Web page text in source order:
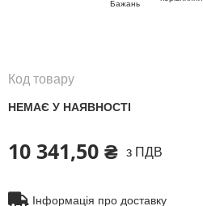
Бажань
10 341,50 ₴ з ПДВ
НЕМАЄ У НАЯВНОСТІ
Код товару
Інформація про доставку